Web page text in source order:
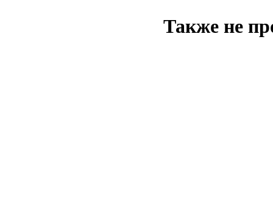
Также не